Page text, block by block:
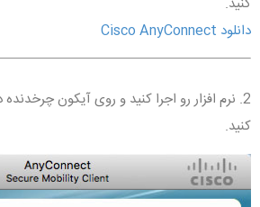
دانلود Cisco AnyConnect
2. نرم افزار رو اجرا کنید و روی آیکون چرخدنده
کنید.